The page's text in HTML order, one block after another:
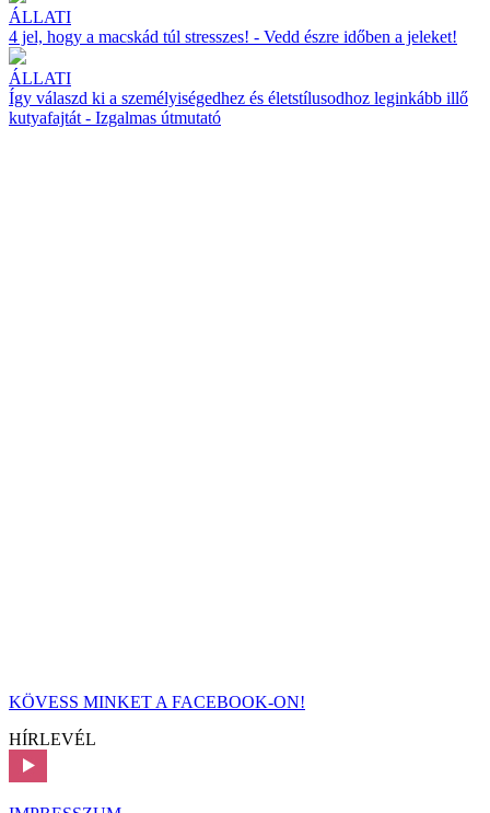
ÁLLATI
4 jel, hogy a macskád túl stresszes! - Vedd észre időben a jeleket!
ÁLLATI
Így válaszd ki a személyiségedhez és életstílusodhoz leginkább illő
kutyafajtát - Izgalmas útmutató
KÖVESS MINKET A FACEBOOK-ON!
HÍRLEVÉL